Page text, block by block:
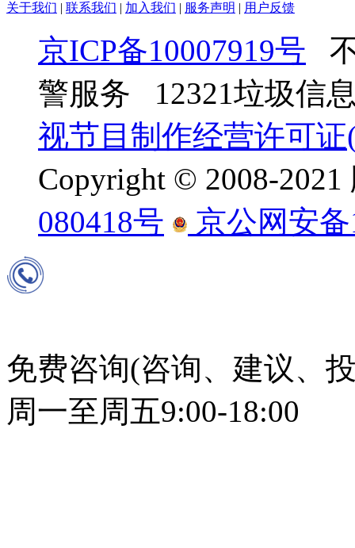
关于我们 | 联系我们 | 加入我们 | 服务声明 | 用户反馈
京ICP备10007919号
警服务 12321垃圾信
视节目制作经营许可证
Copyright © 2008-
080418号
京公网安备
免费咨询(咨询、建议、
周一至周五9:00-18:00